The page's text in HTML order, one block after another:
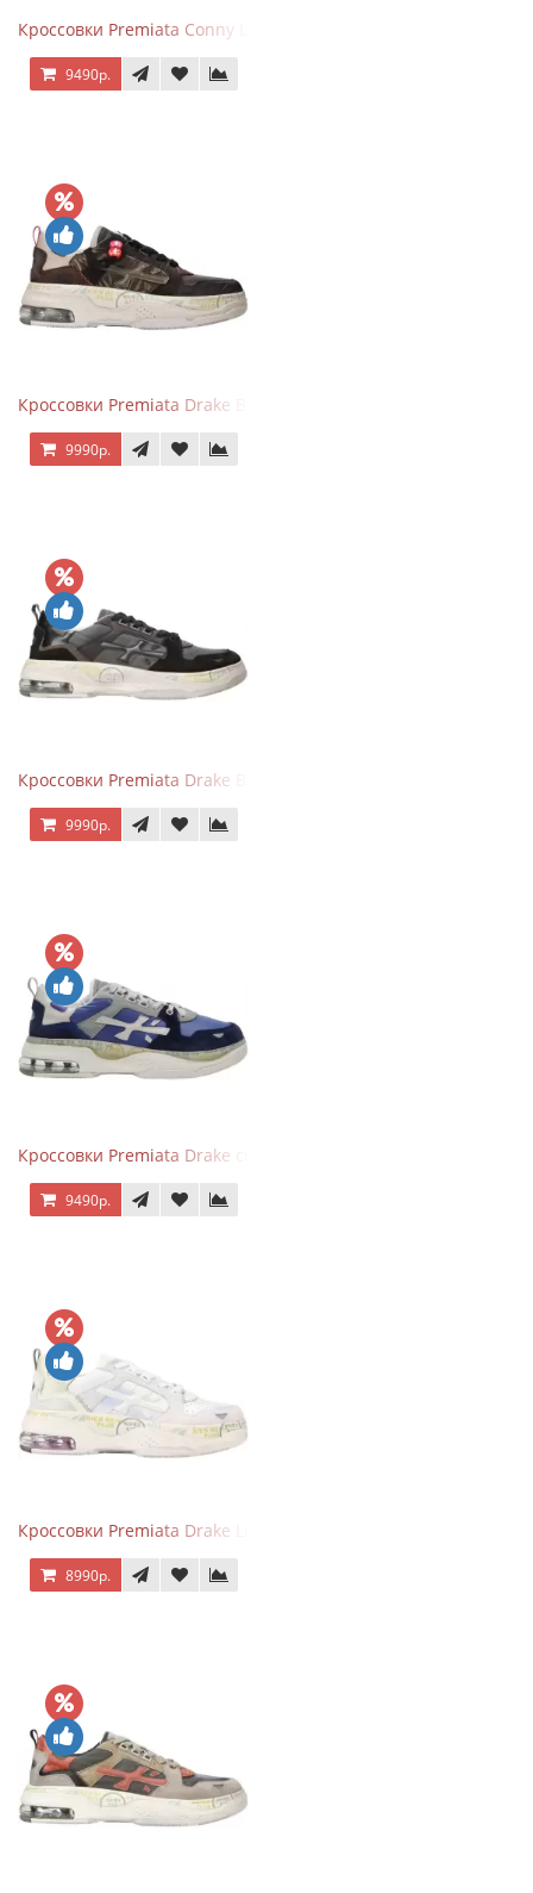
Кроссовки Premiata Conny Lace Blue Silver
9490р.
Кроссовки Premiata Drake Black Brown
9990р.
Кроссовки Premiata Drake Black Gray
9990р.
Кроссовки Premiata Drake синие с серым
9490р.
Кроссовки Premiata Drake Light Beige Silver
8990р.